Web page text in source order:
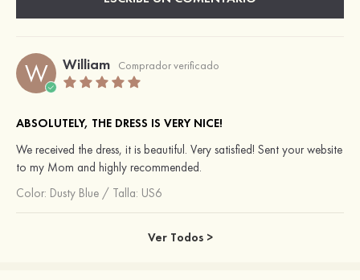
W William Comprador verificado
ABSOLUTELY, THE DRESS IS VERY NICE!
We received the dress, it is beautiful. Very satisfied! Sent your website
to my Mom and highly recommended.
Color: Dusty Blue / Talla: US6
Ver Todos >